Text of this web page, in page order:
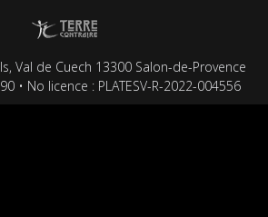
Val de Cuech 13300 Salon-de-Provence
• No licence : PLATESV-R-2022-004556